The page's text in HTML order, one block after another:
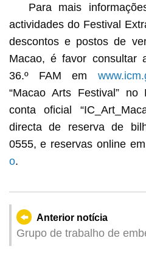
Para mais
actividades do Festival
descontos e postos de
Macao, é favor consultar
36.º FAM em
“Macao Arts Festival”
conta oficial
directa de reserva de
0555, e reservas online
o.
Anterior notícia
Grupo de trabalho de